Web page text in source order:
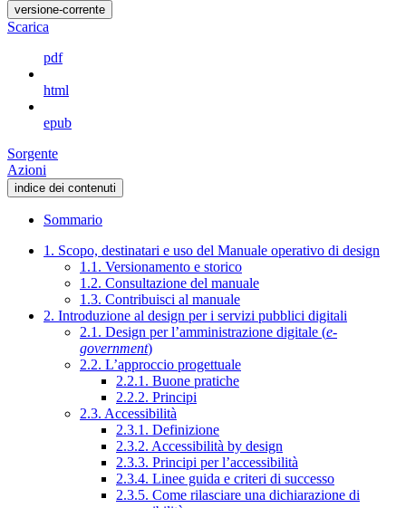
versione-corrente
Scarica
pdf
html
epub
Sorgente
Azioni
indice dei contenuti
Sommario
1. Scopo, destinatari e uso del Manuale operativo di design
1.1. Versionamento e storico
1.2. Consultazione del manuale
1.3. Contribuisci al manuale
2. Introduzione al design per i servizi pubblici digitali
2.1. Design per l’amministrazione digitale (e-
government)
2.2. L’approccio progettuale
2.2.1. Buone pratiche
2.2.2. Principi
2.3. Accessibilità
2.3.1. Definizione
2.3.2. Accessibilità by design
2.3.3. Principi per l’accessibilità
2.3.4. Linee guida e criteri di successo
2.3.5. Come rilasciare una dichiarazione di